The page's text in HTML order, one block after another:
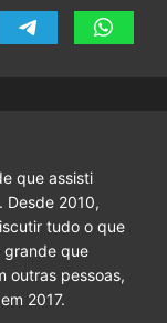
que assisti
Desde 2010,
tudo o que
grande que
outras pessoas,
2017.